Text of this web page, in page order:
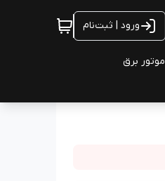
ورود | ثبت‌نام
موتور برق